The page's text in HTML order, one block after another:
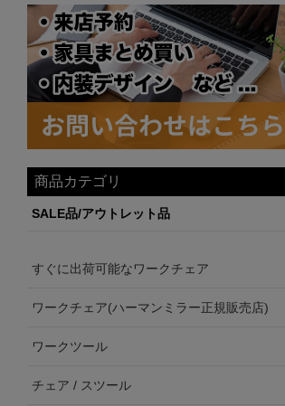
商品カテゴリ
SALE品/アウトレット品
すぐに出荷可能なワークチェア
ワークチェア(ハーマンミラー正規販売店)
ワークツール
チェア / スツール